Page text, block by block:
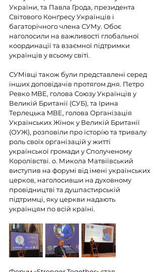
України, та Павла Грода, президента
Світового Конґресу Українців і
багаторічного члена СУМу. Обоє
наголосили на важливості глобальної
координації та взаємної підтримки
українців у всьому світі.
СУМівці також були представлені серед
інших доповідачів протягом дня. Петро
Ревко MBE, голова Союзу Українців у
Великій Британії (СУБ), та Ірина
Терлецька MBE, голова Організація
Українських Жінок у Великій Британії
(ОУЖ), розповіли про історію та тривалу
роль своїх організацій у житті
української громади у Сполученому
Королівстві. о. Микола Матвіївський
виступив на форумі від імені українських
церков, наголосивши на духовному
провідництві та душпастирській
підтримці, яку церкви надають
українцям по всій країні.